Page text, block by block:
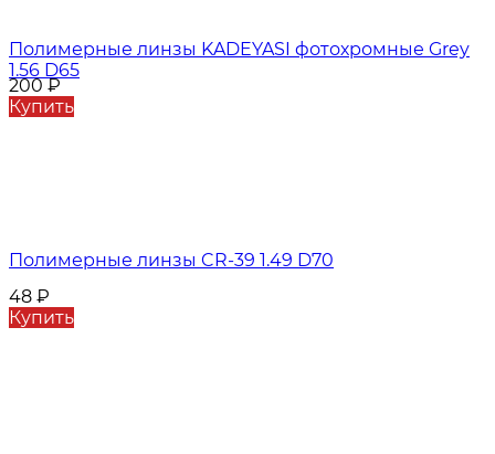
Полимерные линзы KADEYASI фотохромные Grey
1.56 D65
200₽
Купить
Полимерные линзы CR-39 1.49 D70
48 ₽
Купить